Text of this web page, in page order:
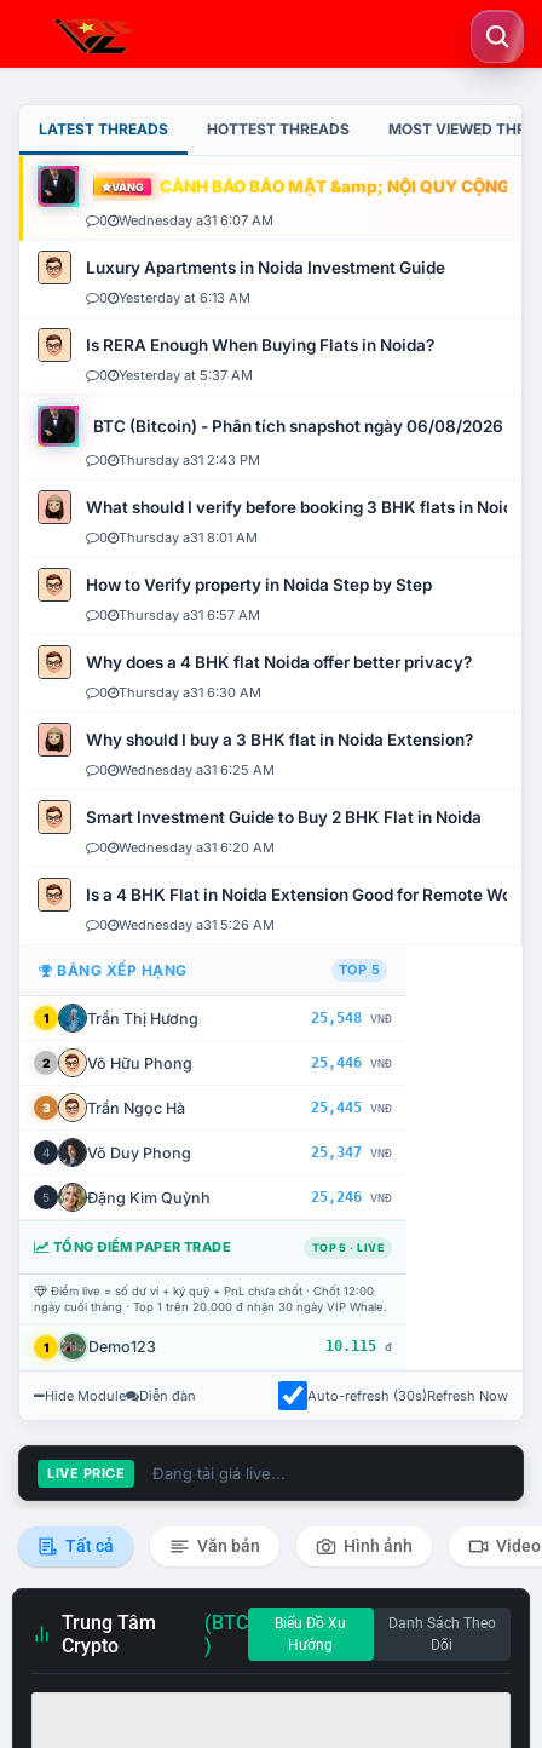
LATEST THREADS HOTTEST THREADS MOST VIEWED
VÀNG CẢNH BÁO BẢO MẬT &amp; NỘI QUY CỘNG
0 Wednesday a31 6:07 AM
Luxury Apartments in Noida Investment Guide
0 Yesterday at 6:13 AM
Is RERA Enough When Buying Flats in Noida?
0 Yesterday at 5:37 AM
BTC (Bitcoin) - Phân tích snapshot ngày 06/08/2026
0 Thursday a31 2:43 PM
What should I verify before booking 3 BHK flats in Noida?
0 Thursday a31 8:01 AM
How to Verify property in Noida Step by Step
0 Thursday a31 6:57 AM
Why does a 4 BHK flat Noida offer better privacy?
0 Thursday a31 6:30 AM
Why should I buy a 3 BHK flat in Noida Extension?
0 Wednesday a31 6:25 AM
Smart Investment Guide to Buy 2 BHK Flat in Noida
0 Wednesday a31 6:20 AM
Is a 4 BHK Flat in Noida Extension Good for Remote Work?
0 Wednesday a31 5:26 AM
BẢNG XẾP HẠNG TOP 5
1 Trần Thị Hương 25,548 VNĐ
2 Võ Hữu Phong 25,446 VNĐ
3 Trần Ngọc Hà 25,445 VNĐ
4 Võ Duy Phong 25,347 VNĐ
5 Đặng Kim Quỳnh 25,246 VNĐ
TỔNG ĐIỂM PAPER TRADE TOP 5 · LIVE
Điểm live = số dư ví + ký quỹ + PnL chưa chốt · Chốt 12:00
ngày cuối tháng · Top 1 trên 20.000 đ nhận 30 ngày VIP Whale.
1 Demo123 10.115 đ
Hide Module Diễn đàn Auto-refresh (30s)Refresh Now
LIVE PRICE Đang tải giá live...
Tất cả Văn bản Hình ảnh Video
Trung Tâm
Crypto
(BTC
)
Biểu Đồ Xu
Hướng
Danh Sách Theo
Dõi